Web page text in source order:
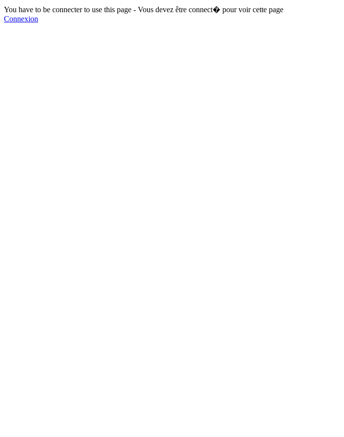
You have to be connecter to use this page - Vous devez être connect� pour voir cette page
Connexion